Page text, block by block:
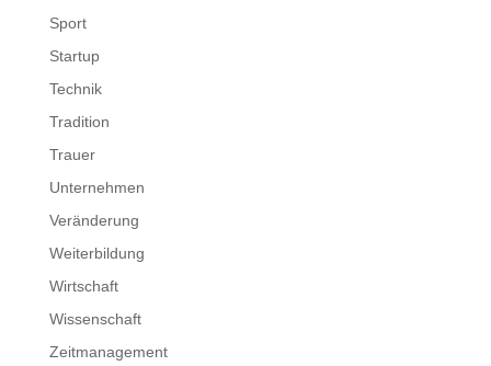
Sport
Startup
Technik
Tradition
Trauer
Unternehmen
Veränderung
Weiterbildung
Wirtschaft
Wissenschaft
Zeitmanagement